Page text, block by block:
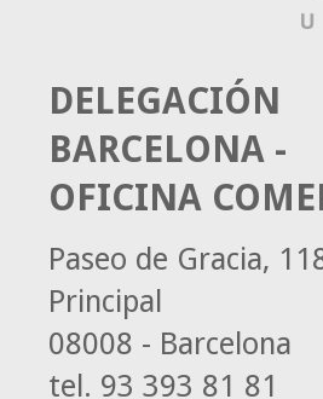
DELEGACIÓN
BARCELONA -
OFICINA
Paseo de Gracia,
Principal
08008 - Barcelona
tel. 93 393 81 81